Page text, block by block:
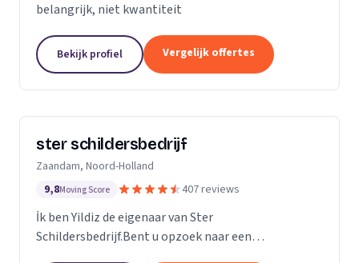
belangrijk, niet kwantiteit
Bekijk profiel Vergelijk offertes
ster schildersbedrijf
Zaandam, Noord-Holland
9,8Moving Score 407 reviews
İk ben Yildiz de eigenaar van Ster
Schildersbedrijf.Bent u opzoek naar een